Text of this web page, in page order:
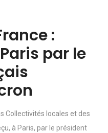
:
par le
Collectivités locales et des
à Paris, par le président